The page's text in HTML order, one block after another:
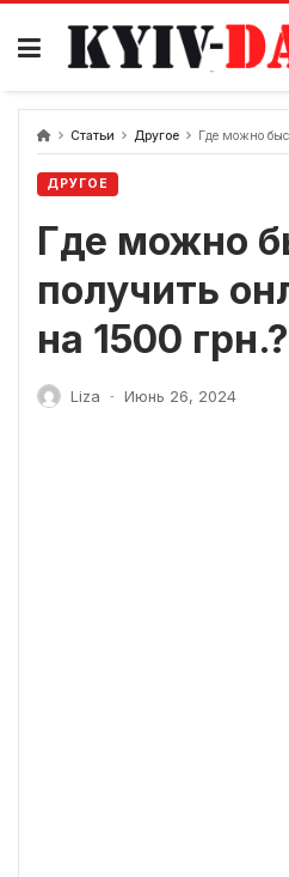
перейти
содержанию
Статьи Другое Где можно
ДРУГОЕ
Где можно
получить
на 1500 грн.?
Liza - Июнь 26, 2024